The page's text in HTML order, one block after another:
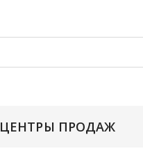
ЦЕНТРЫ ПРОДАЖ